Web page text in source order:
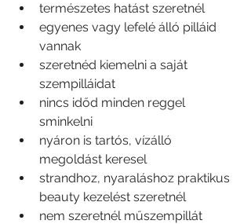
természetes hatást szeretnél
egyenes vagy lefelé álló pilláid
vannak
szeretnéd kiemelni a saját
szempilláidat
nincs időd minden reggel
sminkelni
nyáron is tartós, vízálló
megoldást keresel
strandhoz, nyaraláshoz praktikus
beauty kezelést szeretnél
nem szeretnél műszempillát